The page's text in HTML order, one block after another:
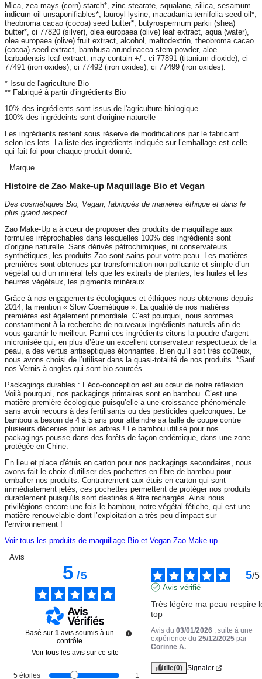
Mica, zea mays (corn) starch*, zinc stearate, squalane, silica, sesamum
indicum oil unsaponifiables*, lauroyl lysine, macadamia ternifolia seed oil*,
theobroma cacao (cocoa) seed butter*, butyrospermum parkii (shea)
butter*, ci 77820 (silver), olea europaea (olive) leaf extract, aqua (water),
olea europaea (olive) fruit extract, alcohol, maltodextrin, theobroma cacao
(cocoa) seed extract, bambusa arundinacea stem powder, aloe
barbadensis leaf extract. may contain +/-: ci 77891 (titanium dioxide), ci
77491 (iron oxides), ci 77492 (iron oxides), ci 77499 (iron oxides).
* Issu de l'agriculture Bio
** Fabriqué à partir d'ingrédients Bio
10% des ingrédients sont issus de l'agriculture biologique
100% des ingrédeints sont d'origine naturelle
Les ingrédients restent sous réserve de modifications par le fabricant
selon les lots. La liste des ingrédients indiquée sur l’emballage est celle
qui fait foi pour chaque produit donné.
Marque
Histoire de Zao Make-up Maquillage Bio et Vegan
Des cosmétiques Bio, Vegan, fabriqués de manières éthique et dans le
plus grand respect.
Zao Make-Up a à cœur de proposer des produits de maquillage aux
formules irréprochables dans lesquelles 100% des ingrédients sont
d’origine naturelle. Sans dérivés pétrochimiques, ni conservateurs
synthétiques, les produits Zao sont sains pour votre peau. Les matières
premières sont obtenues par transformation non polluante et simple d’un
végétal ou d’un minéral tels que les extraits de plantes, les huiles et les
beurres végétaux, les pigments minéraux...
Grâce à nos engagements écologiques et éthiques nous obtenons depuis
2014, la mention « Slow Cosmétique ». La qualité de nos matières
premières est également primordiale. C’est pourquoi, nous sommes
constamment à la recherche de nouveaux ingrédients naturels afin de
vous garantir le meilleur. Parmi ces ingrédients citons la poudre d’argent
micronisée qui, en plus d’être un excellent conservateur respectueux de la
peau, a des vertus antiseptiques étonnantes. Bien qu’il soit très coûteux,
nous avons choisi de l’utiliser dans la quasi-totalité de nos produits. *Sauf
nos Vernis à ongles qui sont bio-sourcés.
Packagings durables : L’éco-conception est au cœur de notre réflexion.
Voilà pourquoi, nos packagings primaires sont en bambou. C’est une
matière première écologique puisqu’elle a une croissance phénoménale
sans avoir recours à des fertilisants ou des pesticides quelconques. Le
bambou a besoin de 4 à 5 ans pour atteindre sa taille de coupe contre
plusieurs décenies pour les arbres ! Le bambou utilisé pour nos
packagings pousse dans des forêts de façon endémique, dans une zone
protégée en Chine.
En lieu et place d'étuis en carton pour nos packagings secondaires, nous
avons fait le choix d'utiliser des pochettes en fibre de bambou pour
emballer nos produits. Contrairement aux étuis en carton qui sont
immédiatement jetés, ces pochettes permettent de protéger nos produits
durablement puisqu'ils sont destinés à être rechargés. Ainsi nous
privilégions encore une fois le bambou, notre végétal fétiche, qui est une
matière renouvelable dont l’exploitation a très peu d’impact sur
l’environnement !
Voir tous les produits de maquillage Bio et Vegan Zao Make-up
Avis
5/5
Basé sur 1 avis soumis à un
contrôle
Voir tous les avis sur ce site
5 étoiles
1
5/5
Avis vérifié
Très légère ma peau respire
top
Avis du 03/01/2026 , suite à une
expérience du 25/12/2025 par
Corinne A.
Utile(0) Signaler